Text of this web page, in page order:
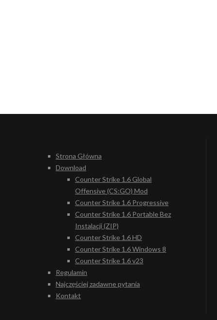
Strona Główna
Download
Counter Strike 1.6 Global
Offensive (CS:GO) Mod
Counter Strike 1.6 Progressive
Counter Strike 1.6 Portable Bez
Instalacji (ZIP)
Counter Strike 1.6 HD
Counter Strike 1.6 Windows 8
Counter Strike 1.6 v23
Regulamin
Najczęściej zadawne pytania
Kontakt